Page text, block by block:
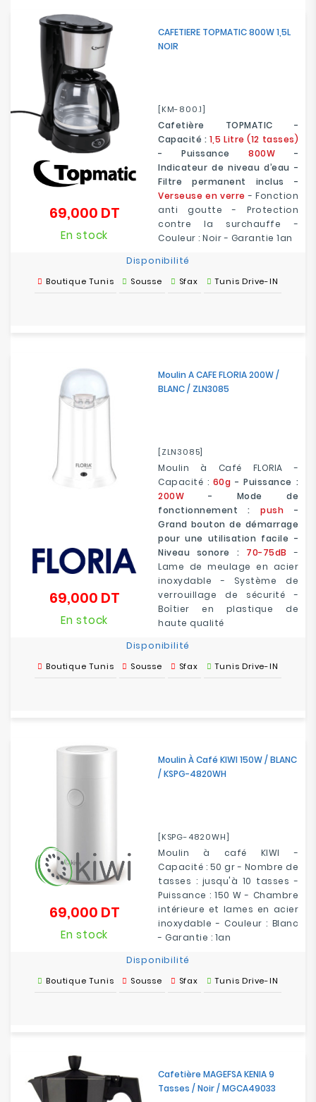
CAFETIERE TOPMATIC 800W 1,5L
NOIR
[KM-800.1]
Cafetière TOPMATIC -
Capacité : 1,5 Litre (12 tasses)
- Puissance 800W -
Indicateur de niveau d’eau -
Filtre permanent inclus -
Verseuse en verre - Fonction
anti goutte - Protection
contre la surchauffe -
Couleur : Noir - Garantie 1an
69,000 DTPrix
En stock
Disponibilité
Boutique Tunis Sousse Sfax Tunis Drive-IN
Moulin A CAFE FLORIA 200W /
BLANC / ZLN3085
[ZLN3085]
Moulin à Café FLORIA -
Capacité : 60g - Puissance :
200W - Mode de
fonctionnement :push -
Grand bouton de démarrage
pour une utilisation facile -
Niveau sonore : 70-75dB -
Lame de meulage en acier
inoxydable - Système de
verrouillage de sécurité -
Boîtier en plastique de
haute qualité
69,000 DTPrix
En stock
Disponibilité
Boutique Tunis Sousse Sfax Tunis Drive-IN
Moulin À Café KIWI 150W / BLANC
/ KSPG-4820WH
[KSPG-4820WH]
Moulin à café KIWI -
Capacité : 50 gr - Nombre de
tasses : jusqu'à 10 tasses -
Puissance : 150 W - Chambre
intérieure et lames en acier
inoxydable - Couleur : Blanc
- Garantie : 1an
69,000 DTPrix
En stock
Disponibilité
Boutique Tunis Sousse Sfax Tunis Drive-IN
Cafetière MAGEFSA KENIA 9
Tasses / Noir / MGCA49033